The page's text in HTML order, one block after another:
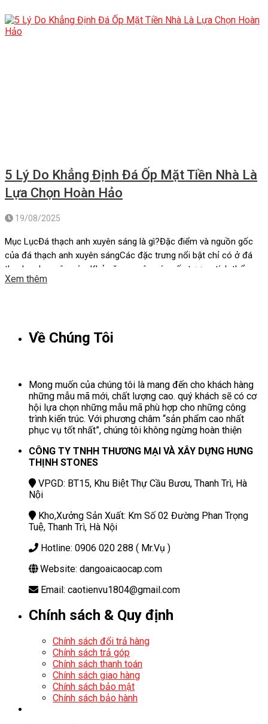
5 Lý Do Khẳng Định Đá Ốp Mặt Tiền Nhà Là
Lựa Chọn Hoàn Hảo
19/08/2025
Mục LụcĐá thạch anh xuyên sáng là gì?Đặc điểm và nguồn gốc
của đá thạch anh xuyên sángCác đặc trưng nổi bật chỉ có ở đá
thạch anh xuyên sángKhả năng xuyên sáng ấn tượng, tính thẩm
mỹ cao:Bền bỉ, giá trị kinh tế cao, dễ vệ sinh:Ý nghĩa phong thủy
Xem thêm
Về Chúng Tôi
Mong muốn của chúng tôi là mang đến cho khách hàng
những mẫu mã mới, chất lượng cao. quý khách sẽ có cơ
hội lựa chọn những mẫu mã phù hợp cho những công
trình kiến trúc. Với phương châm “sản phẩm cao nhất
phục vụ tốt nhất”, chúng tôi không ngừng hoàn thiện
CÔNG TY TNHH THƯƠNG MẠI VÀ XÂY DỰNG HƯNG
THỊNH STONES
VPGD: BT15, Khu Biệt Thự Cầu Bươu, Thanh Trì, Hà
Nội
Kho,Xưởng Sản Xuất: Km Số 02 Đường Phan Trọng
Tuệ, Thanh Trì, Hà Nội
Hotline: 0906 020 288 ( Mr.Vụ )
Website: dangoaicaocap.com
Email: caotienvu1804@gmail.com
Chính sách & Quy định
Chính sách đổi trả hàng
Chính sách trả góp
Chính sách thanh toán
Chính sách giao hàng
Chính sách bảo mật
Chính sách bảo hành